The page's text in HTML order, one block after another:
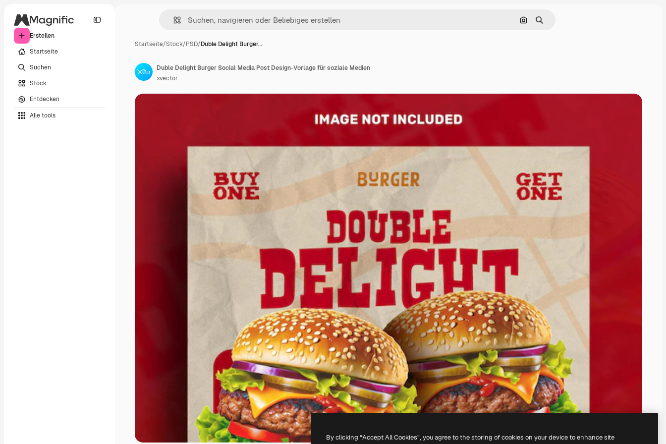
Erstellen
Startseite
Suchen
Stock
Entdecken
Alle tools
Nach Bild suchen
Suchen
Startseite/Stock/PSD/Duble Delight Burger…
Duble Delight Burger Social Media Post Design-Vorlage für soziale Medien
xvector
By clicking “Accept All Cookies”, you agree to the storing of cookies on your device to enhance site